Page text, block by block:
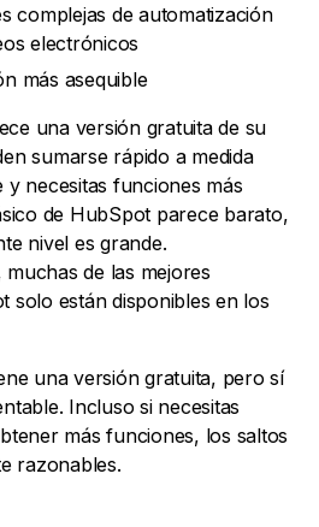
complejas de automatización
electrónicos
más asequible
una versión gratuita de su
sumarse rápido a medida
necesitas funciones más
de HubSpot parece barato,
nivel es grande.
de las mejores
solo están disponibles en los
una versión gratuita, pero sí
Incluso si necesitas
más funciones, los saltos
razonables.